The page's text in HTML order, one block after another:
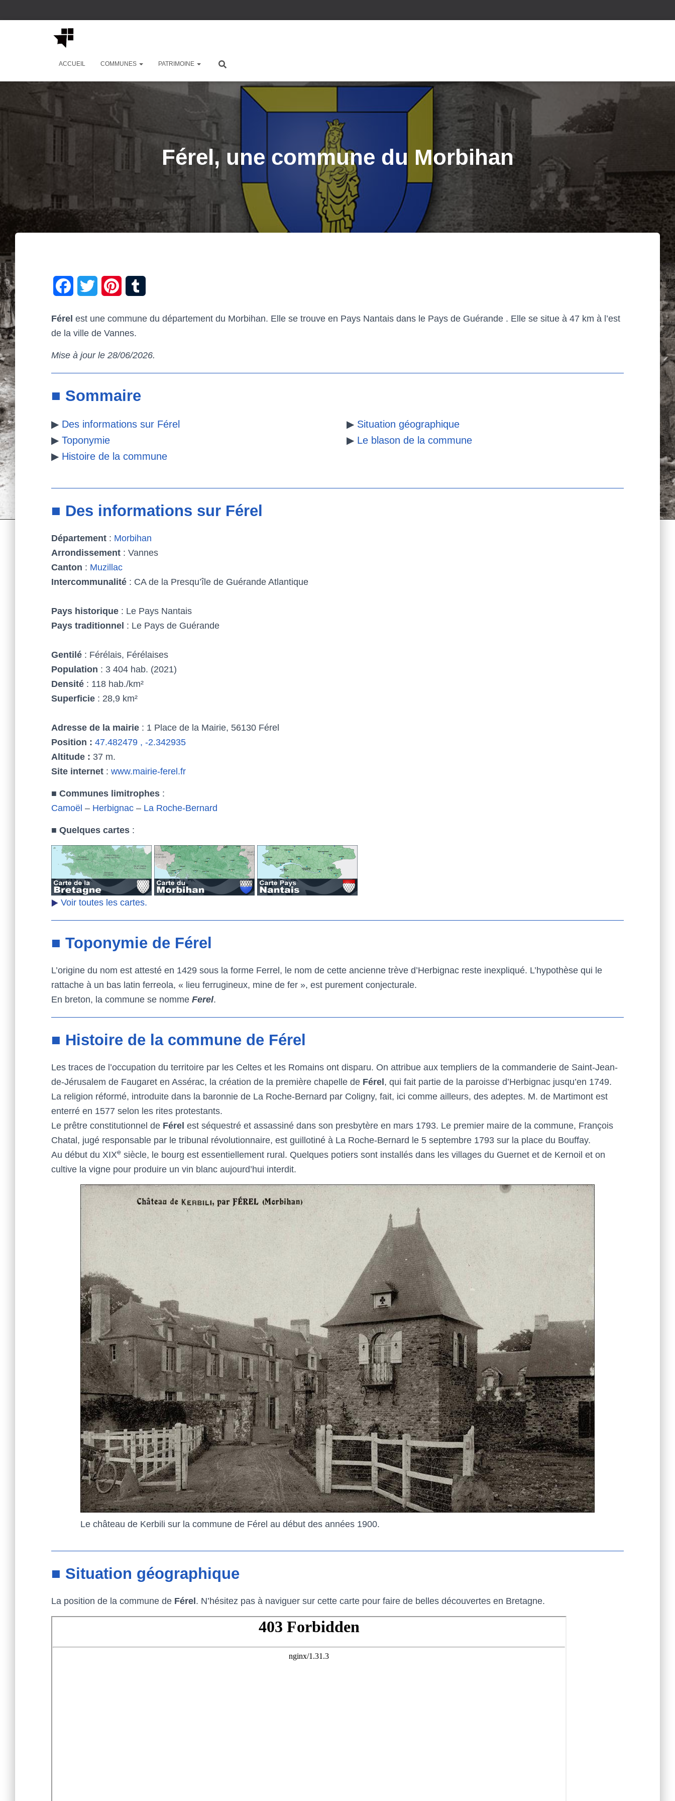
ACCUEIL COMMUNES PATRIMOINE
Férel, une commune du Morbihan
k s
Férel est une commune du département du Morbihan. Elle se trouve en Pays Nantais dans le Pays de Guérande . Elle se situe à 47 km à l’est
de la ville de Vannes.
Mise à jour le 28/06/2026.
■ Sommaire
▶ Des informations sur Férel
▶ Toponymie
▶ Histoire de la commune
▶ Situation géographique
▶ Le blason de la commune
■ Des informations sur Férel
Département : Morbihan
Arrondissement : Vannes
Canton : Muzillac
Intercommunalité : CA de la Presqu’île de Guérande Atlantique
Pays historique : Le Pays Nantais
Pays traditionnel : Le Pays de Guérande
Gentilé : Férélais, Férélaises
Population : 3 404 hab. (2021)
Densité : 118 hab./km²
Superficie : 28,9 km²
Adresse de la mairie : 1 Place de la Mairie, 56130 Férel
Position : 47.482479 , -2.342935
Altitude : 37 m.
Site internet : www.mairie-ferel.fr
■ Communes limitrophes :
Camoël – Herbignac – La Roche-Bernard
■ Quelques cartes :
Voir toutes les cartes.
■ Toponymie de Férel
L’origine du nom est attesté en 1429 sous la forme Ferrel, le nom de cette ancienne trève d’Herbignac reste inexpliqué. L’hypothèse qui le
rattache à un bas latin ferreola, « lieu ferrugineux, mine de fer », est purement conjecturale.
En breton, la commune se nomme Ferel.
■ Histoire de la commune de Férel
Les traces de l’occupation du territoire par les Celtes et les Romains ont disparu. On attribue aux templiers de la commanderie de Saint-Jean-
de-Jérusalem de Faugaret en Assérac, la création de la première chapelle de Férel, qui fait partie de la paroisse d’Herbignac jusqu’en 1749.
La religion réformé, introduite dans la baronnie de La Roche-Bernard par Coligny, fait, ici comme ailleurs, des adeptes. M. de Martimont est
enterré en 1577 selon les rites protestants.
Le prêtre constitutionnel de Férel est séquestré et assassiné dans son presbytère en mars 1793. Le premier maire de la commune, François
Chatal, jugé responsable par le tribunal révolutionnaire, est guillotiné à La Roche-Bernard le 5 septembre 1793 sur la place du Bouffay.
Au début du XIXe siècle, le bourg est essentiellement rural. Quelques potiers sont installés dans les villages du Guernet et de Kernoil et on
cultive la vigne pour produire un vin blanc aujourd’hui interdit.
Le château de Kerbili sur la commune de Férel au début des années 1900.
■ Situation géographique
La position de la commune de Férel. N’hésitez pas à naviguer sur cette carte pour faire de belles découvertes en Bretagne.